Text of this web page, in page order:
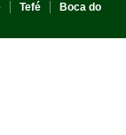
Tefé
Boca do